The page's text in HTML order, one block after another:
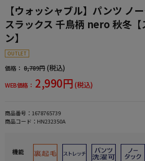
【ウォッシャブル】パンツ ノ
スラックス 千鳥柄 nero 秋冬【
ン】
OUTLET
価格： 8,789円 (税込)
WEB価格： 2,990円 (税込)
商品番号： 1678765739
商品コード： HN232350A
機能